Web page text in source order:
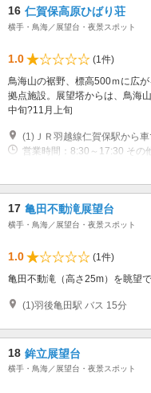
16 仁賀保高原ひばり荘
横手・鳥海／展望台・夜景スポット
1.0
(1件)
鳥海山の裾野、標高500ｍに広
拠点施設。展望塔からは、鳥海
中旬?11月上旬
(1)ＪＲ羽越線仁賀保駅から
営業時間：8:30～17:30 その
17 亀田不動滝展望台
横手・鳥海／展望台・夜景スポット
1.0
(1件)
亀田不動滝（高さ25m）を眺望で
(1)羽後亀田駅 バス 15分
18 鉾立展望台
横手・鳥海／展望台・夜景スポット